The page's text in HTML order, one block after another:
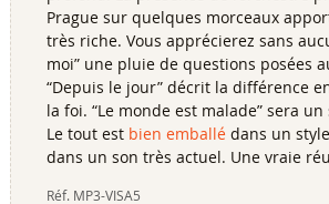
Prague sur quelques morceaux
très riche. Vous apprécierez sans
moi” une pluie de questions posées
“Depuis le jour” décrit la différence
la foi. “Le monde est malade” sera
Le tout est bien emballédans un
dans un son très actuel. Une vraie
Réf. MP3-VISA5